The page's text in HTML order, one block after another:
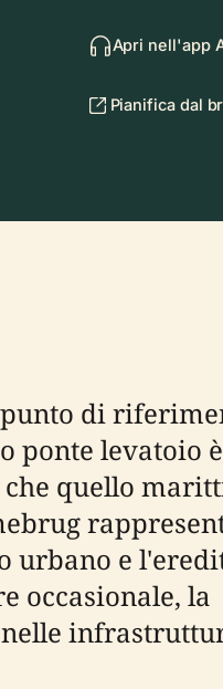
Apri nell'app
Pianifica dal
di
ponte levatoio
quello
urbano e
occasionale, la